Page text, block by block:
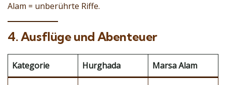
Alam = unberührte Riffe.
4. Ausflüge und Abenteuer
Kategorie Hurghada Marsa Alam